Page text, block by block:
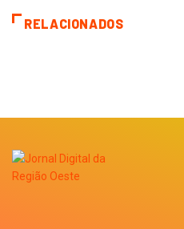
RELACIONADOS